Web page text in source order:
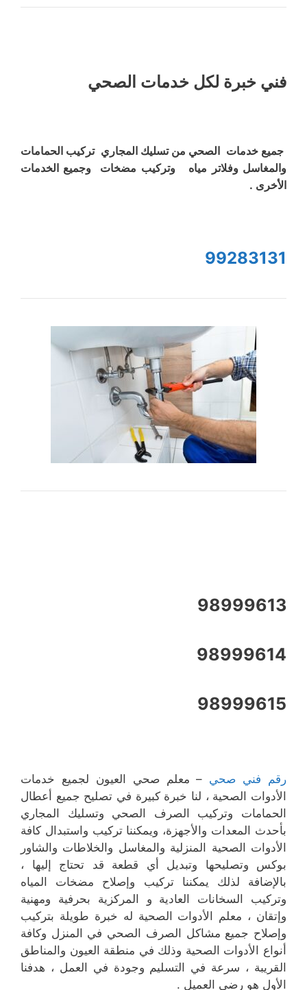
فني خبرة لكل خدمات الصحي
جميع خدمات الصحي من تسليك المجاري تركيب الحمامات
والمغاسل وفلاتر مياه وتركيب مضخات وجميع الخدمات
الأخرى .
99283131
98999613
98999614
98999615
رقم فني صحي – معلم صحي العيون لجميع خدمات
الأدوات الصحية ، لنا خبرة كبيرة في تصليح جميع أعطال
الحمامات وتركيب الصرف الصحي وتسليك المجاري
بأحدث المعدات والأجهزة، ويمكننا تركيب واستبدال كافة
الأدوات الصحية المنزلية والمغاسل والخلاطات والشاور
بوكس وتصليحها وتبديل أي قطعة قد تحتاج إليها ،
بالإضافة لذلك يمكننا تركيب وإصلاح مضخات المياه
وتركيب السخانات العادية و المركزية بحرفية ومهنية
وإتقان ، معلم الأدوات الصحية له خبرة طويلة بتركيب
وإصلاح جميع مشاكل الصرف الصحي في المنزل وكافة
أنواع الأدوات الصحية وذلك في منطقة العيون والمناطق
القريبة ، سرعة في التسليم وجودة في العمل ، هدفنا
الأول هو رضى العميل .